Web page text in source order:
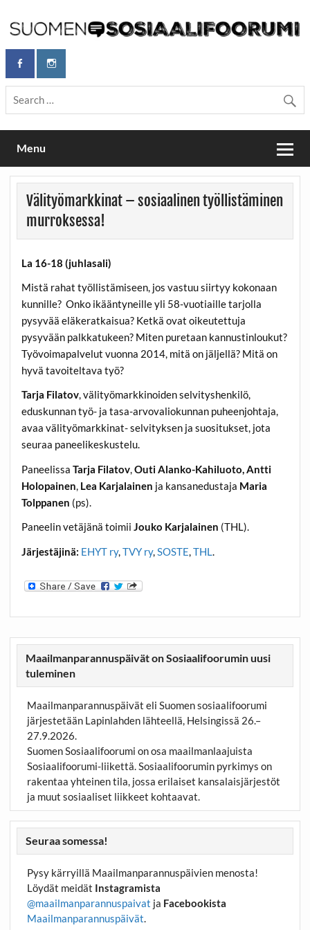
content
Maailmanparannuspäivät / Suomen
Sosiaalifoorumi
Maailmanparannuspäivät Lapinlahden Lähteellä, Helsingissä
26.–27.9.2026
Menu
Välityömarkkinat – sosiaalinen työllistäminen
murroksessa!
La 16-18 (juhlasali)
Mistä rahat työllistämiseen, jos vastuu siirtyy kokonaan
kunnille? Onko ikääntyneille yli 58-vuotiaille tarjolla
pysyvää eläkeratkaisua? Ketkä ovat oikeutettuja
pysyvään palkkatukeen? Miten puretaan kannustinloukut?
Työvoimapalvelut vuonna 2014, mitä on jäljellä? Mitä on
hyvä tavoiteltava työ?
Tarja Filatov, välityömarkkinoiden selvityshenkilö,
eduskunnan työ- ja tasa-arvovaliokunnan puheenjohtaja,
avaa välityömarkkinat- selvityksen ja suositukset, jota
seuraa paneelikeskustelu.
PaneelissaTarja Filatov,Outi Alanko-Kahiluoto, Antti
Holopainen, Lea Karjalainen ja kansanedustaja Maria
Tolppanen (ps).
Paneelin vetäjänä toimiiJouko Karjalainen (THL).
Järjestäjinä: EHYT ry,TVY ry, SOSTE ,THL
Maailmanparannuspäivät on Sosiaalifoorumin uusi
tuleminen
Maailmanparannuspäivät eli Suomen sosiaalifoorumi
järjestetään Lapinlahden lähteellä, Helsingissä 26.–
27.9.2026.
Suomen Sosiaalifoorumi on osa maailmanlaajuista
Sosiaalifoorumi-liikettä. Sosiaalifoorumin pyrkimys on
rakentaa yhteinen tila, jossa erilaiset kansalaisjärjestöt
ja muut sosiaaliset liikkeet kohtaavat.
Seuraa somessa!
Pysy kärryillä Maailmanparannuspäivien menosta!
Löydät meidät Instagramista
@maailmanparannuspaivat ja Facebookista
Maailmanparannuspäivät.